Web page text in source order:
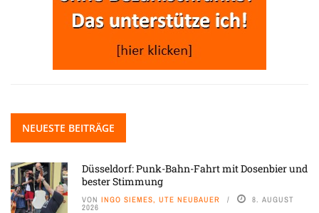
NEUESTE BEITRÄGE
Düsseldorf: Punk-Bahn-Fahrt mit Dosenbier und
bester Stimmung
VON INGO SIEMES, UTE NEUBAUER 8. AUGUST
2026